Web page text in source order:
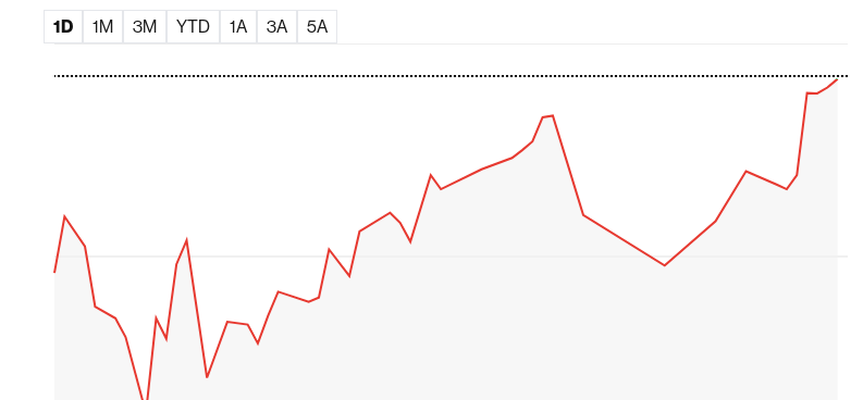
1D 1M 3M YTD 1A 3A 5A